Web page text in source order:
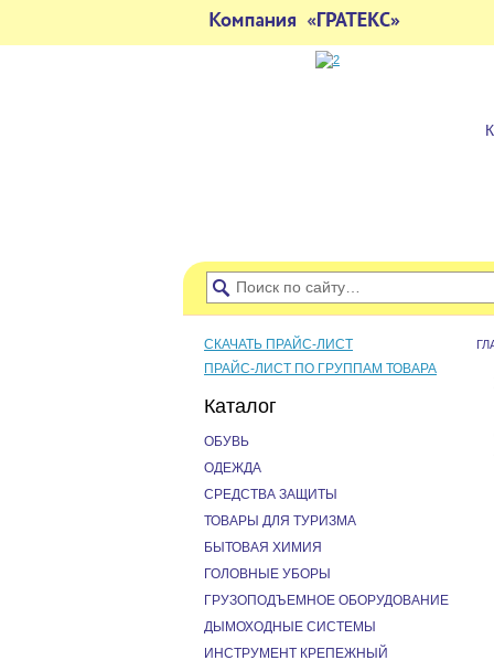
СКАЧАТЬ ПРАЙС-ЛИСТ
ПРАЙС-ЛИСТ ПО ГРУППАМ ТОВАРА
Каталог
ОБУВЬ
ОДЕЖДА
СРЕДСТВА ЗАЩИТЫ
ТОВАРЫ ДЛЯ ТУРИЗМА
БЫТОВАЯ ХИМИЯ
ГОЛОВНЫЕ УБОРЫ
ГРУЗОПОДЪЕМНОЕ ОБОРУДОВАНИЕ
ДЫМОХОДНЫЕ СИСТЕМЫ
ИНСТРУМЕНТ КРЕПЕЖНЫЙ